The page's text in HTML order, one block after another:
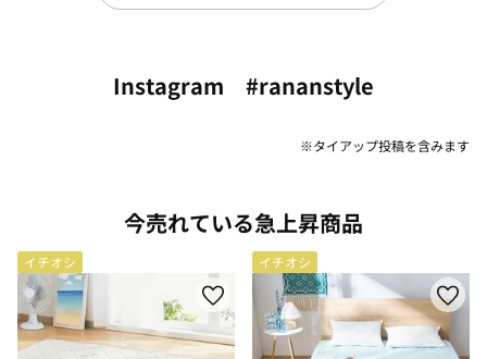
Instagram #rananstyle
※タイアップ投稿を含みます
今売れている急上昇商品
イチオシ イチオシ